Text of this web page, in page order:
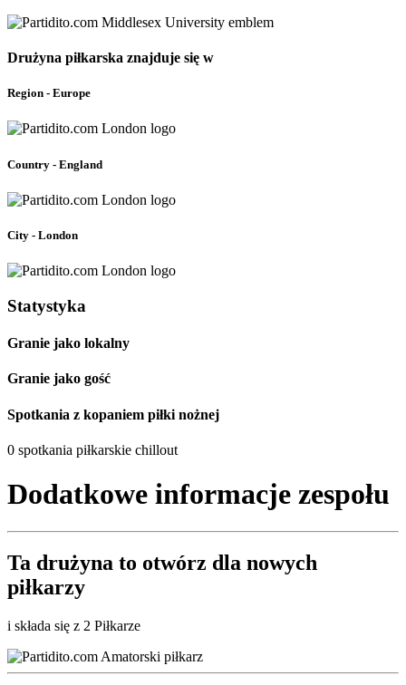
Drużyna piłkarska znajduje się w
Region - Europe
Country - England
City - London
Statystyka
Granie jako lokalny
Granie jako gość
Spotkania z kopaniem piłki nożnej
0 spotkania piłkarskie chillout
Dodatkowe informacje zespołu
Ta drużyna to otwórz dla nowych
piłkarzy
i składa się z 2 Piłkarze